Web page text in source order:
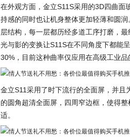
在外观方面，金立S11S采用的3D四曲面
持感的同时也让机身整体更加轻薄和圆
层结构，每一层都历经多道工序打磨，
光与影的变换让S11S在不同角度下都能
30%，目前这种曲率仅应用在高级工业品
金立S11采用了时下流行的全面屏，并
的圆角超清全面屏，四周窄边框，使得
适。